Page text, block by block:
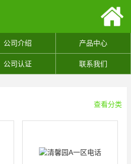
公司介绍 产品中心
公司认证 联系我们
查看分类